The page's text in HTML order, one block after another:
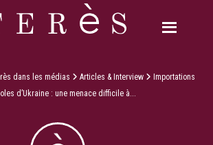
dans les médias Articles & Interview
Importations
d’Ukraine : une menace difficile à...